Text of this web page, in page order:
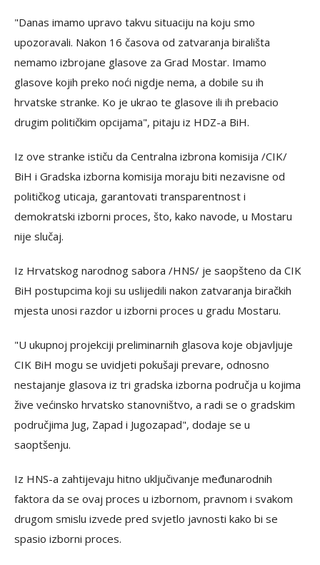
"Danas imamo upravo takvu situaciju na koju smo
upozoravali. Nakon 16 časova od zatvaranja birališta
nemamo izbrojane glasove za Grad Mostar. Imamo
glasove kojih preko noći nigdje nema, a dobile su ih
hrvatske stranke. Ko je ukrao te glasove ili ih prebacio
drugim političkim opcijama", pitaju iz HDZ-a BiH.
Iz ove stranke ističu da Centralna izbrona komisija /CIK/
BiH i Gradska izborna komisija moraju biti nezavisne od
političkog uticaja, garantovati transparentnost i
demokratski izborni proces, što, kako navode, u Mostaru
nije slučaj.
Iz Hrvatskog narodnog sabora /HNS/ je saopšteno da CIK
BiH postupcima koji su uslijedili nakon zatvaranja biračkih
mjesta unosi razdor u izborni proces u gradu Mostaru.
"U ukupnoj projekciji preliminarnih glasova koje objavljuje
CIK BiH mogu se uvidjeti pokušaji prevare, odnosno
nestajanje glasova iz tri gradska izborna područja u kojima
žive većinsko hrvatsko stanovništvo, a radi se o gradskim
područjima Jug, Zapad i Jugozapad", dodaje se u
saoptšenju.
Iz HNS-a zahtijevaju hitno uključivanje međunarodnih
faktora da se ovaj proces u izbornom, pravnom i svakom
drugom smislu izvede pred svjetlo javnosti kako bi se
spasio izborni proces.